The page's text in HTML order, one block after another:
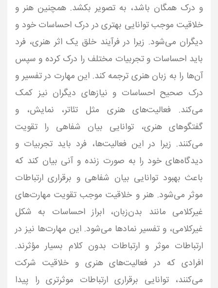
و درک همگان باشد، به تصویر بکشد. همچنین هنر و
خلاقیت موجب توانایی بهتری در درک احساسات خود و
دیگران می‌شود. زیرا در فرآیند خلق یک اثر هنری، فرد
باید احساسات و تجربیات مختلف را درک کرده و سپس
آن‌ها را به زبان هنری ترجمه کند. این مهارت در تفسیر و
درک صحیح احساسات و نیازهای دیگران نیز کمک
می‌کند. فعالیت‌های هنری مثل تئاتر، نمایش، و
گفتگوهای هنری، توانایی بیان شفاهی را تقویت
می‌کنند. زیرا در این فعالیت‌ها، فرد باید تجربیات و
دیدگاه‌های خود را به صورت زنده و آنی بیان کند که
باعث بهبود توانایی بیان شفاهی و برقراری ارتباطات
موثر می‌شود. هنر و خلاقیت موجب تقویت مهارت‌های
غیرکلامی مانند بدن‌زبان، ابراز احساسات به شکل
غیرکلامی، و تفسیر نمادها می‌شود. این مهارت‌ها نیز در
ارتباطات موثر و ارتباطات بدون کلام بسیار مؤثرند.
افرادی که در فعالیت‌های هنری و خلاقیت شرکت
می‌کنند، توانایی برقراری ارتباطات موثرتری را پیدا